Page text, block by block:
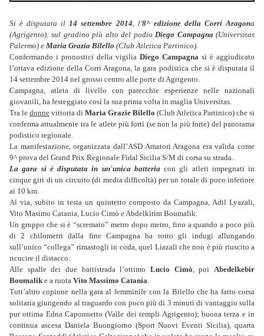
Si è disputata il14 settembre 2014, l'8^ edizione della Corri Aragona
(Agrigento): sul gradino più alto del podioDiego Campagna (Universitas
Palermo) e Maria Grazia Bilello (Club Atletica Partinico).
Confermando i pronostici della vigilia Diego Campagna si è aggiudicato
l’ottava edizione della Corri Aragona, la gara podistica che si è disputata il
14 settembre 2014 nel grosso centro alle porte di Agrigento.
Campagna, atleta di livello con parecchie esperienze nelle nazionali
giovanili, ha festeggiato così la sua prima volta in maglia Universitas.
Tra le donne vittoria di Maria Grazie Bilello (Club Atletica Partinico) che si
conferma attualmente tra le atlete più forti (se non la più forte) del panorama
podistico regionale.
La manifestazione, organizzata dall’ASD Amatori Aragona era valida come
9^ prova del Grand Prix Regionale Fidal Sicilia S/M di corsa su strada.
La gara si è disputata in un'unica batteria con gli atleti impegnati in
cinque giri di un circuito (di media difficoltà) per un totale di poco inferiore
ai 10 km.
Al via, subito in testa un quintetto composto da Campagna, Adil Lyazali,
Vito Masimo Catania, Lucio Cimò e Abdelkìrim Boumalik.
Un gruppo che si è “scremato” metro dopo metro, fino a quando a poco più
di 2 chilometri dalla fine Campagna ha rotto gli indugi allungando
sull’unico “collega” rimastogli in coda, quel Liazali che non è più riuscito a
ricucire il distacco.
Alle spalle dei due battistrada l’ottimo Lucio Cimò, poiAbedelkebir
Boumalik e a ruota Vito Massimo Catania.
Tutt’altro copione nella gara al femminile con la Bilello che ha fatto corsa
solitaria giungendo al traguardo con poco più di 3 minuti di vantaggio sulla
pur ottima Edna Caponnetto (Valle dei templi Agrigento); buona terza e in
continua ascesa Daniela Buongiorno (Sport Nuovi Eventi Sicilia), quarta